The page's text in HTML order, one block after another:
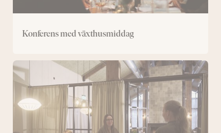
Konferens med växthusmiddag
Spakonferens